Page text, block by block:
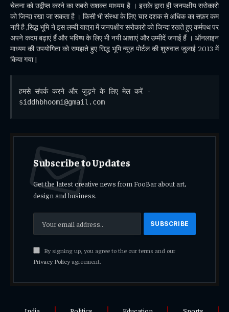
चेतना को उद्वीप्त करने का सबसे सशक्त माध्यम है । इसके द्वारा ही जनपक्षीय सरोकारो
को जिन्दा रखा जा सकता है । किसी भी संस्था के लिए चार दशक से अधिक का सफ़र कम
नही है ,सिद्ध भूमि ने इस लम्बी यात्रा में जनपक्षीय सरोकारो को जिन्दा रखते हुए कर्मपथ पर
अपने कदम बढ़ाएं हैं और भविष्य के लिए भी नयी आशाएं और उम्मीदें जगाई हैं । ऑनलाइन
माध्यम की उपयोगिता को समझते हुए सिद्ध भूमि न्यूज़ पोर्टल की शुरुवात जुलाई 2013 में
किया गया |
हमसे संपर्क करने और जुड़ने के लिए मेल करें -
siddhbhoomi@gmail.com
Subscribe to Updates
Get the latest creative news from FooBar about art,
design and business.
By signing up, you agree to the our terms and our
Privacy Policyagreement.